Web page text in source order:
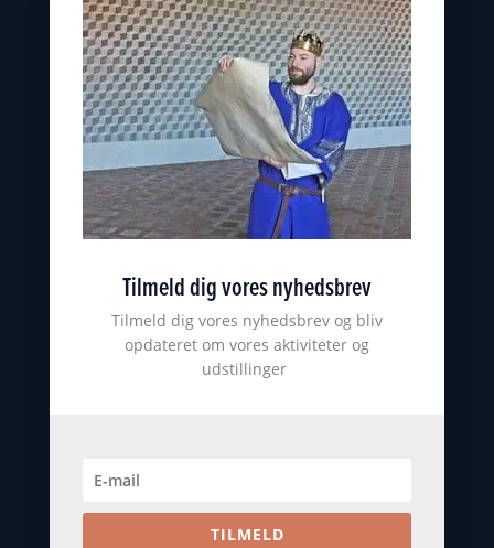
Skoler
Østfyns Museer
Nyborg Museumsforening
KONTAKT
nyborgslot@ostfynsmuseer.dk
+45 65 31 02 07
Slotsgade 34
CVR: 18101513
ØSTFYNS MUSEER
Johannes Larsen Museet
Kerteminde byhistoriske arkiv
Tilmeld dig vores nyhedsbrev
Tilmeld dig vores nyhedsbrev og bliv
opdateret om vores aktiviteter og
udstillinger
TILMELD